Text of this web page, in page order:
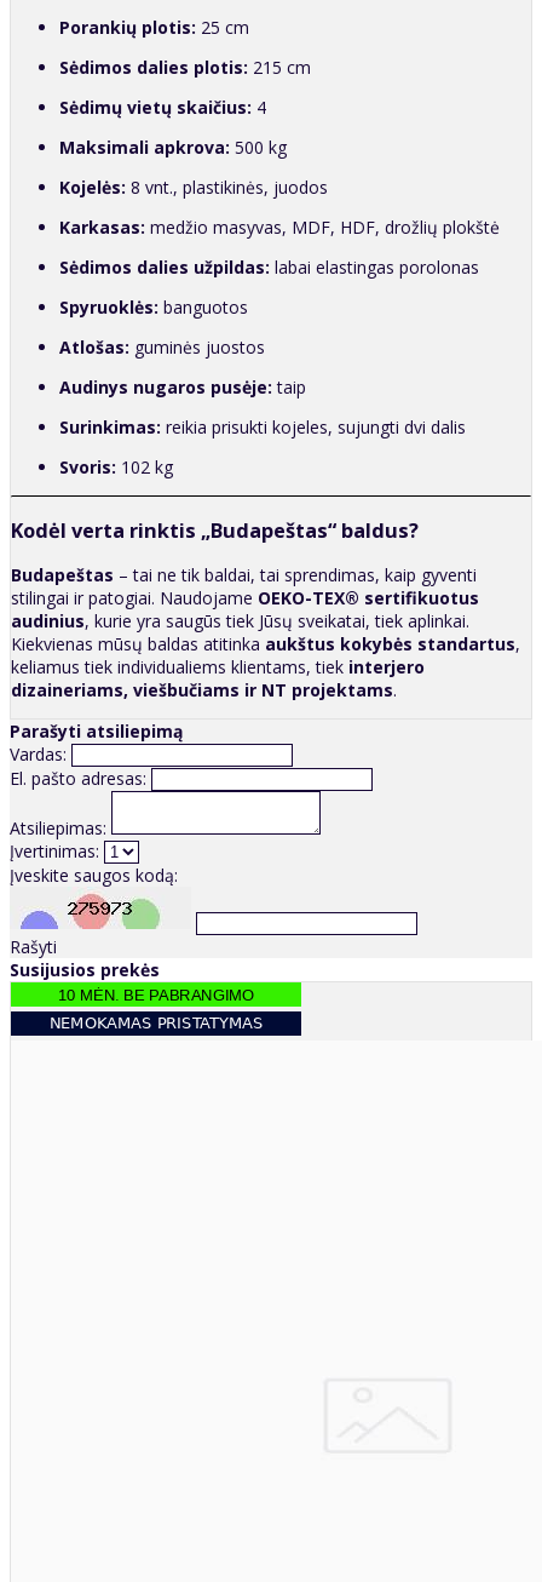
Porankių plotis: 25 cm
Sėdimos dalies plotis: 215 cm
Sėdimų vietų skaičius: 4
Maksimali apkrova: 500 kg
Kojelės: 8 vnt., plastikinės, juodos
Karkasas: medžio masyvas, MDF, HDF, drožlių plokštė
Sėdimos dalies užpildas: labai elastingas porolonas
Spyruoklės: banguotos
Atlošas: guminės juostos
Audinys nugaros pusėje: taip
Surinkimas: reikia prisukti kojeles, sujungti dvi dalis
Svoris: 102 kg
Kodėl verta rinktis „Budapeštas“ baldus?
Budapeštas – tai ne tik baldai, tai sprendimas, kaip gyventi
stilingai ir patogiai. Naudojame OEKO-TEX® sertifikuotus
audinius, kurie yra saugūs tiek Jūsų sveikatai, tiek aplinkai.
Kiekvienas mūsų baldas atitinka aukštus kokybės standartus,
keliamus tiek individualiems klientams, tiek interjero
dizaineriams, viešbučiams ir NT projektams.
Parašyti atsiliepimą
Vardas:
El. pašto adresas:
Atsiliepimas:
Įvertinimas:
Įveskite saugos kodą:
Rašyti
Susijusios prekės